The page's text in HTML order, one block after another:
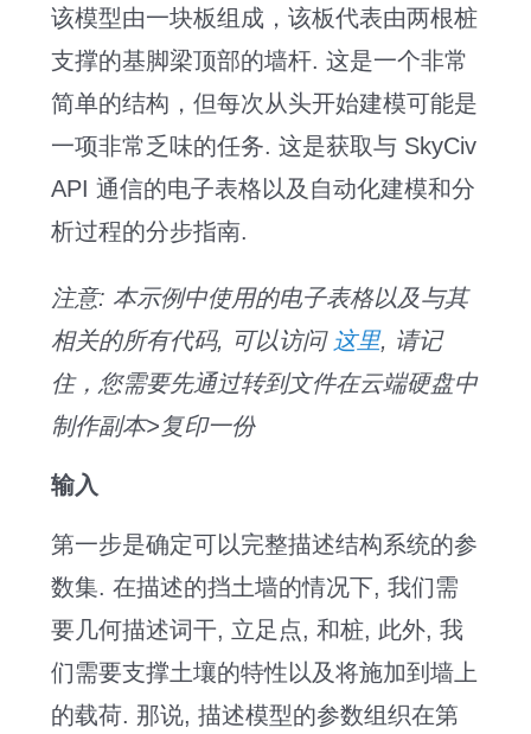
该模型由一块板组成，该板代表由两根桩
支撑的基脚梁顶部的墙杆. 这是一个非常
简单的结构，但每次从头开始建模可能是
一项非常乏味的任务. 这是获取与 SkyCiv
API 通信的电子表格以及自动化建模和分
析过程的分步指南.
注意: 本示例中使用的电子表格以及与其
相关的所有代码, 可以访问 这里, 请记
住，您需要先通过转到文件在云端硬盘中
制作副本>复印一份
输入
第一步是确定可以完整描述结构系统的参
数集. 在描述的挡土墙的情况下, 我们需
要几何描述词干, 立足点, 和桩, 此外, 我
们需要支撑土壤的特性以及将施加到墙上
的载荷. 那说, 描述模型的参数组织在第